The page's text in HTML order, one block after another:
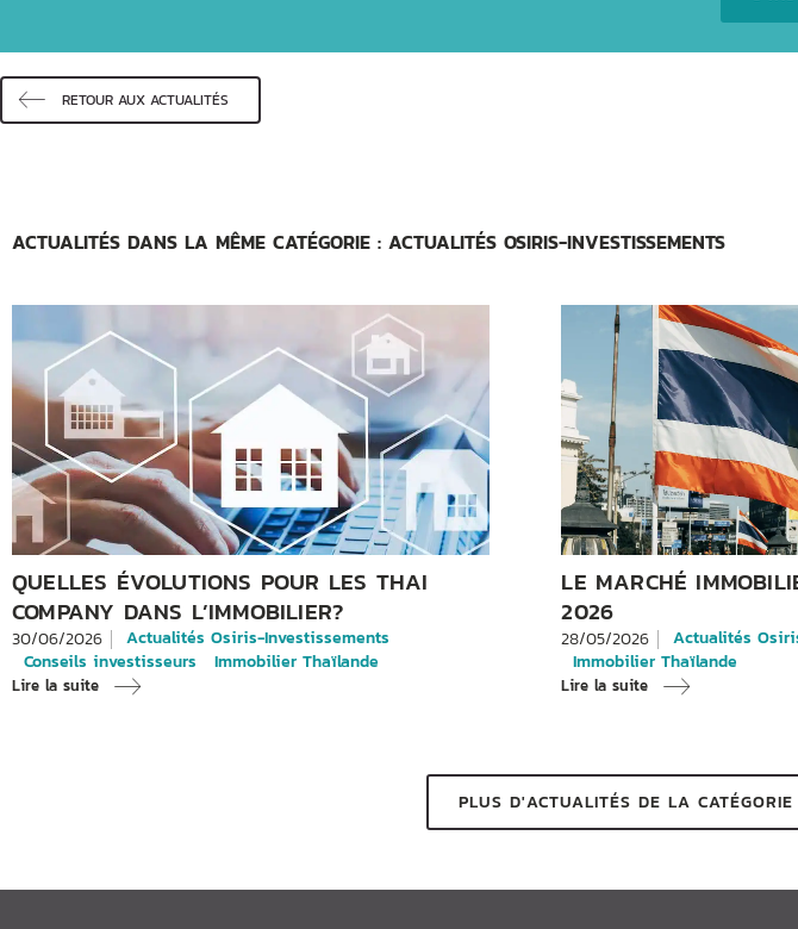
RETOUR AUX ACTUALITÉS
ACTUALITÉS DANS LA MÊME CATÉGORIE : ACTUALITÉS OSIRIS-INVESTISSEMENTS
QUELLES ÉVOLUTIONS POUR LES THAI
COMPANY DANS L’IMMOBILIER?
30/06/2026
Actualités Osiris-Investissements
Conseils investisseurs
Immobilier Thaïlande
Lire la suite
LE MARCHÉ
2026
28/05/2026
Actualités
Immobilier Thaïlande
Lire la suite
PLUS D'ACTUALITÉS DE LA